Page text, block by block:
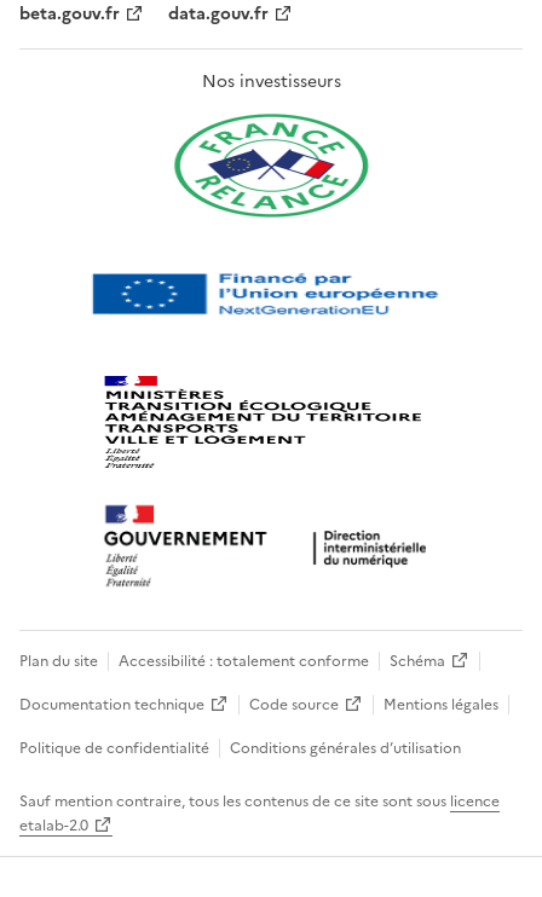
beta.gouv.fr
data.gouv.fr
Nos investisseurs
Plan du site Accessibilité : totalement conforme
Schéma
Documentation technique
Code source
Mentions légales
Politique de confidentialité
Conditions générales d’utilisation
Sauf mention contraire, tous les contenus de ce site sont sous licence
etalab-2.0